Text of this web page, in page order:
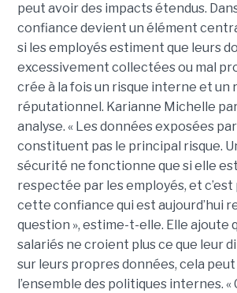
peut avoir des impacts étendus.
confiance devient un élément
si les employés estiment que leurs
excessivement collectées ou mal
crée à la fois un risque interne et un
réputationnel. Karianne Michelle
analyse. « Les données exposées
constituent pas le principal risque.
sécurité ne fonctionne que si elle
respectée par les employés, et
cette confiance qui est aujourd’hui
question », estime-t-elle. Elle ajoute
salariés ne croient plus ce que leur
sur leurs propres données, cela
l’ensemble des politiques internes.